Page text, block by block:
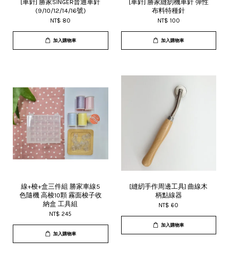
[車針] 勝家SINGER普通車針
(9/10/12/14/16號)
NT$ 80
加入購物車
[車針] 勝家縫紉機車針 彈性
布料特種針
NT$ 100
加入購物車
線+梭+盒三件組 勝家車線5
色隨機 高梭10顆 霧面梭子收
納盒 工具組
NT$ 245
加入購物車
[縫紉手作周邊工具] 曲線木
柄點線器
NT$ 60
加入購物車